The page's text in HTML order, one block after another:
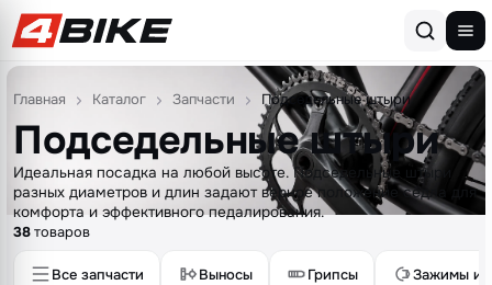
Перейти к содержимому
Главная Каталог Запчасти Подседельные штыри
Подседельные штыри
Идеальная посадка на любой высоте. Подседельные штыри
разных диаметров и длин задают верное положение седла для
комфорта и эффективного педалирования.
38товаров
Все запчасти Выносы Грипсы Зажимы и